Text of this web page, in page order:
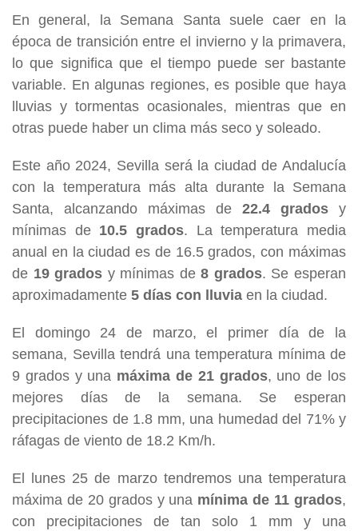
En general, la Semana Santa suele caer en la
época de transición entre el invierno y la primavera,
lo que significa que el tiempo puede ser bastante
variable. En algunas regiones, es posible que haya
lluvias y tormentas ocasionales, mientras que en
otras puede haber un clima más seco y soleado.
Este año 2024, Sevilla será la ciudad de Andalucía
con la temperatura más alta durante la Semana
Santa, alcanzando máximas de 22.4 grados y
mínimas de 10.5 grados. La temperatura media
anual en la ciudad es de 16.5 grados, con máximas
de 19 grados y mínimas de8 grados. Se esperan
aproximadamente 5 días con lluvia en la ciudad.
El domingo 24 de marzo, el primer día de la
semana, Sevilla tendrá una temperatura mínima de
9 grados y una máxima de 21 grados, uno de los
mejores días de la semana. Se esperan
precipitaciones de 1.8 mm, una humedad del 71% y
ráfagas de viento de 18.2 Km/h.
El lunes 25 de marzo tendremos una temperatura
máxima de 20 grados y una mínima de 11 grados,
con precipitaciones de tan solo 1 mm y una